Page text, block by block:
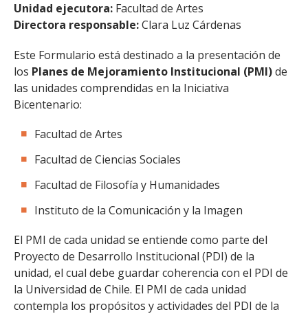
EXTENSIÓN
BIBLIOTECA
DEPARTAMENTOS
Estudiantes
Académicas/os Egresadas/os
Unidad ejecutora: Facultad de Artes
Directora responsable:Clara Luz Cárdenas
Este Formulario está destinado a la presentación de
los Planes de Mejoramiento Institucional (PMI)de
las unidades comprendidas en la Iniciativa
Bicentenario:
Facultad de Artes
Facultad de Ciencias Sociales
Facultad de Filosofía y Humanidades
Instituto de la Comunicación y la Imagen
El PMI de cada unidad se entiende como parte del
Proyecto de Desarrollo Institucional (PDI) de la
unidad, el cual debe guardar coherencia con el PDI de
la Universidad de Chile. El PMI de cada unidad
contempla los propósitos y actividades del PDI de la